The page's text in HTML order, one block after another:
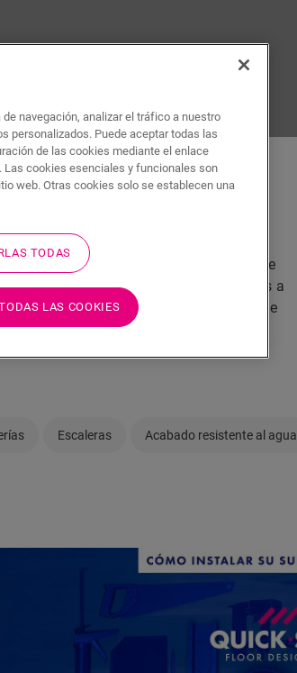
Step con estilo
bien. Y, por supuesto, esto incluye
no añadir un toque más sofisticados a
perfiles de acabado de alta calidad que
parquet de Quick-Step
Escaleras Acabado resistente al agua
navegación, analizar el tráfico a nuestro
personalizados. Puede aceptar todas las
de las cookies mediante el enlace
Las cookies esenciales y funcionales son
web. Otras cookies solo se establecen una
TODAS
LAS COOKIES